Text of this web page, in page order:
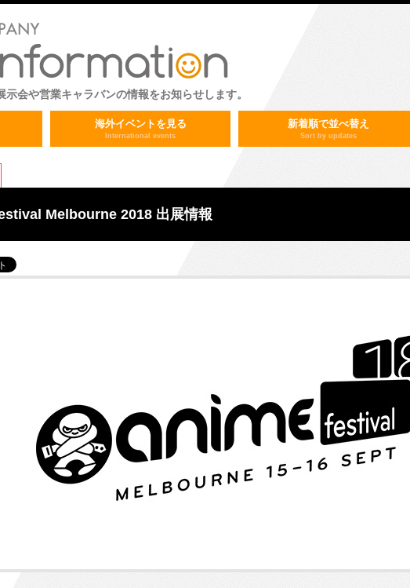
会や営業キャラバンの情報をお知らせします。
海外イベントを見る
International events
新着順で並べ替え
Sort by updates
Melbourne 2018 出展情報